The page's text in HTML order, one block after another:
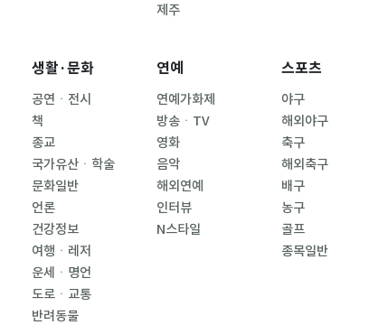
제주
생활·문화
공연ㆍ전시
책
종교
국가유산ㆍ학술
문화일반
언론
건강정보
여행ㆍ레저
운세ㆍ명언
도로ㆍ교통
반려동물
연예
연예가화제
방송ㆍTV
영화
음악
해외연예
인터뷰
N스타일
스포츠
야구
해외야구
축구
해외축구
배구
농구
골프
종목일반